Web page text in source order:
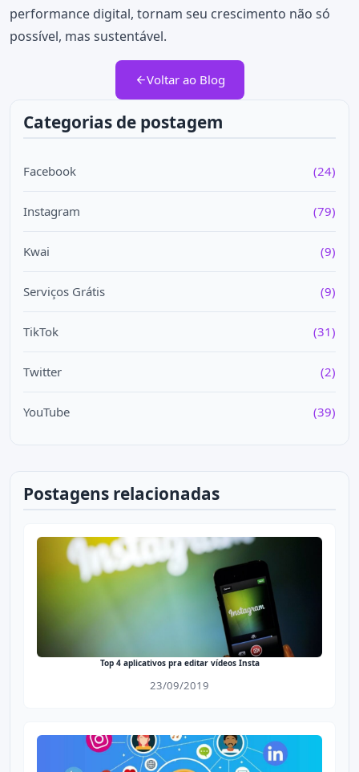
performance digital, tornam seu crescimento não só
possível, mas sustentável.
Voltar ao Blog
Categorias de postagem
Facebook (24)
Instagram (79)
Kwai (9)
Serviços Grátis (9)
TikTok (31)
Twitter (2)
YouTube (39)
Postagens relacionadas
Top 4 aplicativos pra editar vídeos Insta
23/09/2019